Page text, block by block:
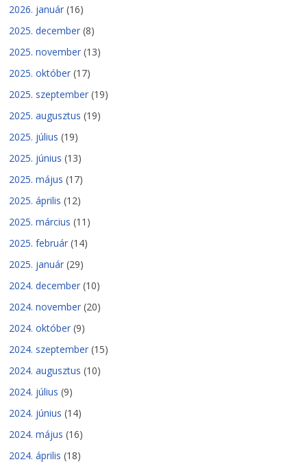
2026. január (16)
2025. december (8)
2025. november (13)
2025. október (17)
2025. szeptember (19)
2025. augusztus (19)
2025. július (19)
2025. június (13)
2025. május (17)
2025. április (12)
2025. március (11)
2025. február (14)
2025. január (29)
2024. december (10)
2024. november (20)
2024. október (9)
2024. szeptember (15)
2024. augusztus (10)
2024. július (9)
2024. június (14)
2024. május (16)
2024. április (18)